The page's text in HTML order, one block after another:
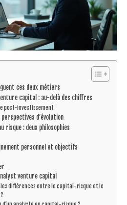
ces deux métiers
capital : au-delà des chiffres
post-investissement
d’évolution
risque : deux philosophies
personnel et objectifs
venture capital
différences entre le capital-risque et le